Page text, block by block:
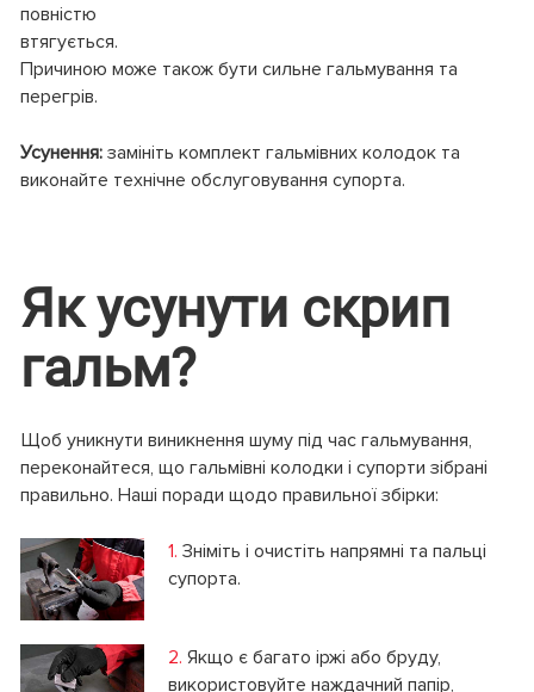
повністю
втягується.
Причиною може також бути сильне гальмування та
перегрів.
Усунення: замініть комплект гальмівних колодок та
виконайте технічне обслуговування супорта.
Як усунути скрип
гальм?
Щоб уникнути виникнення шуму під час гальмування,
переконайтеся, що гальмівні колодки і супорти зібрані
правильно. Наші поради щодо правильної збірки:
1. Зніміть і очистіть напрямні та пальці
супорта.
2. Якщо є багато іржі або бруду,
використовуйте наждачний папір,